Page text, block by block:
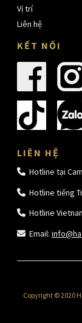
Vị trí
Liên hệ
KẾT NỐI
LIÊN HỆ
Hotline tại
Hotline tiếng
Hotline
Email:
Copyright © 2020